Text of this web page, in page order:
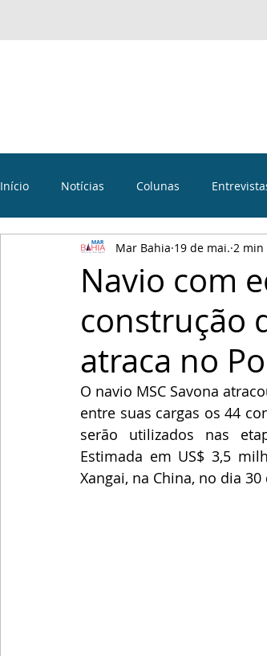
Início Notícias Colunas
Curiosidades
Navio com
construção
atraca no
Mar Bahia 19 de mai. 2
O navio MSC Savona
entre suas cargas os 44
serão utilizados nas
Estimada em US$ 3,5
Xangai, na China, no dia